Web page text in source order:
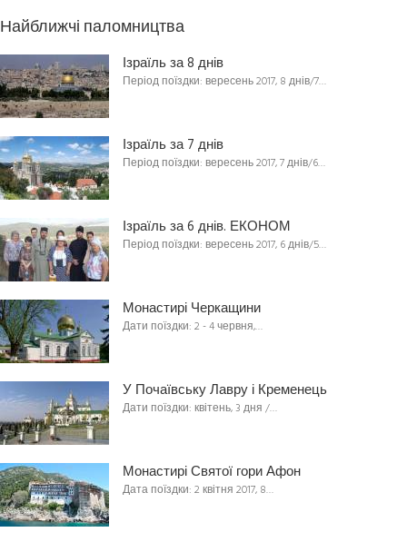
Найближчі паломництва
Ізраїль за 8 днів
Період поїздки: вересень 2017, 8 днів/7…
Ізраїль за 7 днів
Період поїздки: вересень 2017, 7 днів/6…
Ізраїль за 6 днів. ЕКОНОМ
Період поїздки: вересень 2017, 6 днів/5…
Монастирі Черкащини
Дати поїздки: 2 - 4 червня,…
У Почаївську Лавру і Кременець
Дати поїздки: квітень, 3 дня /…
Монастирі Святої гори Афон
Дата поїздки: 2 квітня 2017, 8…